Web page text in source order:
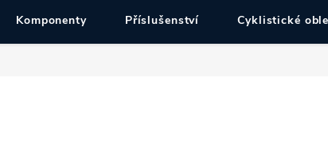
Komponenty Příslušenství Cyklistické